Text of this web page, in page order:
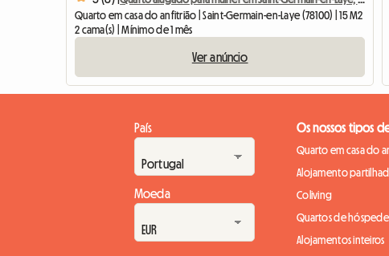
Quarto em casa do anfitrião | Saint-Germain-en-Laye (78100) | 15 M2
2 cama(s) | Mínimo de 1 mês
Ver anúncio
País
Moeda
Os nossos tipos
Quarto em casa do
Alojamento
Coliving
Quartos de
Alojamentos inteiros